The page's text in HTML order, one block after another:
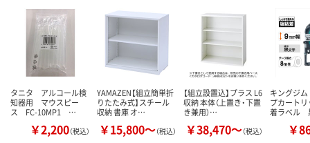
カゴへ カゴへ カ
タニタ アルコール検
知器用 マウスピー
ス FC-10MP1 …
￥2,200（税込）
YAMAZEN【組立簡単折
りたたみ式】スチール
収納 書庫 オ…
￥15,800～（税込）
【組立設置込】プラス L6
収納 本体（上置き・下置
き兼用）…
￥38,470～（税込）
キングジ
プカート
着ラベル
￥